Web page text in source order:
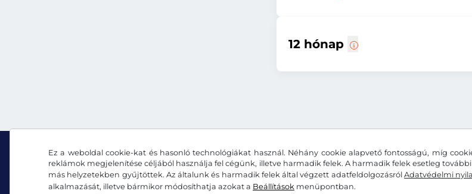
Ez a weboldal cookie-kat és hasonló technológiákat használ. Néhány cookie alapvető fontosságú, míg
reklámok megjelenítése céljából használja fel cégünk, illetve harmadik felek. A harmadik felek esetleg
más helyzetekben gyűjtöttek. Az általunk és harmadik felek által végzett adatfeldolgozásrólAdatvédelmi
alkalmazását, illetve bármikor módosíthatja azokat a Beállítások menüpontban.
12 hónap
Facebook Instagram